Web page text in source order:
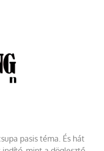
pasis téma. És hát